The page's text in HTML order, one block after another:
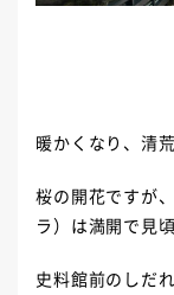
暖かくなり、清
桜の開花ですが
ラ）は満開で見頃
史料館前のしだ